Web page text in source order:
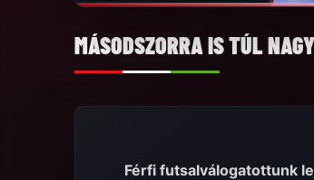
MÁSODSZORRA IS TÚL
Férfi futsalválogatottunk